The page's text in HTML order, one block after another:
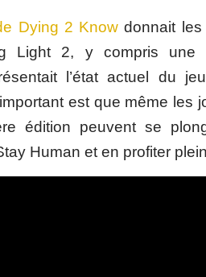
Dying 2 Knowdonnait les
Light 2, y compris une
l’état actuel du
est que même les
édition peuvent se
Human et en profiter